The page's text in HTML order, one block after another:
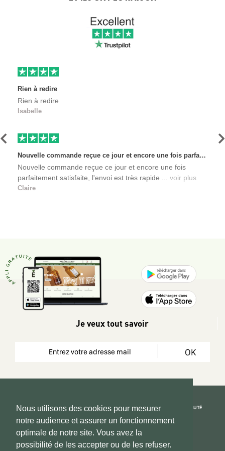
Nous utilisons des cookies pour mesurer
notre audience et assurer un fonctionnement
optimale de notre site. Vous avez la
possibilité de les accepter ou de les refuser.
Rien à redire
Rien à redire
Isabelle
Nouvelle commande reçue ce jour et encore une fois parfaitement satisfaite, l'envoi est très rapide et les produits sont toujours conditionnés de manière personnalisés. L'avantage de commander auprès de créateurs indépendants.
Nouvelle commande reçue ce jour et encore une fois
parfaitement satisfaite, l'envoi est très rapide ... voir plus
Claire
Précédent
Je veux tout savoir
OK
Copyright 2026 © www.hadeen-place.fr
Based on Kate&You MarketPlace’ solution
REJOIGNEZ LA COMMUNAUTÉ